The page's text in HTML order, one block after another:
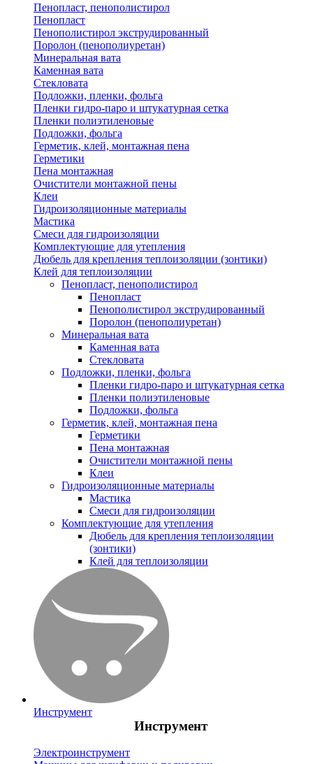
Пенопласт, пенополистирол
Пенопласт
Пенополистирол экструдированный
Поролон (пенополиуретан)
Минеральная вата
Каменная вата
Стекловата
Подложки, пленки, фольга
Пленки гидро-паро и штукатурная сетка
Пленки полиэтиленовые
Подложки, фольга
Герметик, клей, монтажная пена
Герметики
Пена монтажная
Очистители монтажной пены
Клеи
Гидроизоляционные материалы
Мастика
Смеси для гидроизоляции
Комплектующие для утепления
Дюбель для крепления теплоизоляции (зонтики)
Клей для теплоизоляции
Пенопласт, пенополистирол
Пенопласт
Пенополистирол экструдированный
Поролон (пенополиуретан)
Минеральная вата
Каменная вата
Стекловата
Подложки, пленки, фольга
Пленки гидро-паро и штукатурная сетка
Пленки полиэтиленовые
Подложки, фольга
Герметик, клей, монтажная пена
Герметики
Пена монтажная
Очистители монтажной пены
Клеи
Гидроизоляционные материалы
Мастика
Смеси для гидроизоляции
Комплектующие для утепления
Дюбель для крепления теплоизоляции
(зонтики)
Клей для теплоизоляции
Инструмент
Инструмент
Электроинструмент